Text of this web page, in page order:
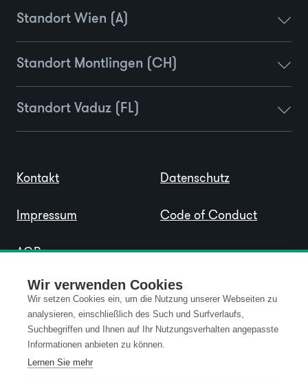
Wir verwenden Cookies
Wir setzen Cookies ein, um die Nutzung unserer Webseiten zu
analysieren, einschließlich des Such und Surfverlaufs,
Suchbegriffen und Ihnen auf Ihr Nutzungsverhalten angepasste
Informationen anbieten zu können.
Lernen Sie mehr
Standort Wien (A)
Standort Montlingen (CH)
Standort Vaduz (FL)
Kontakt
Impressum
AGB
Datenschutz
Code of Conduct